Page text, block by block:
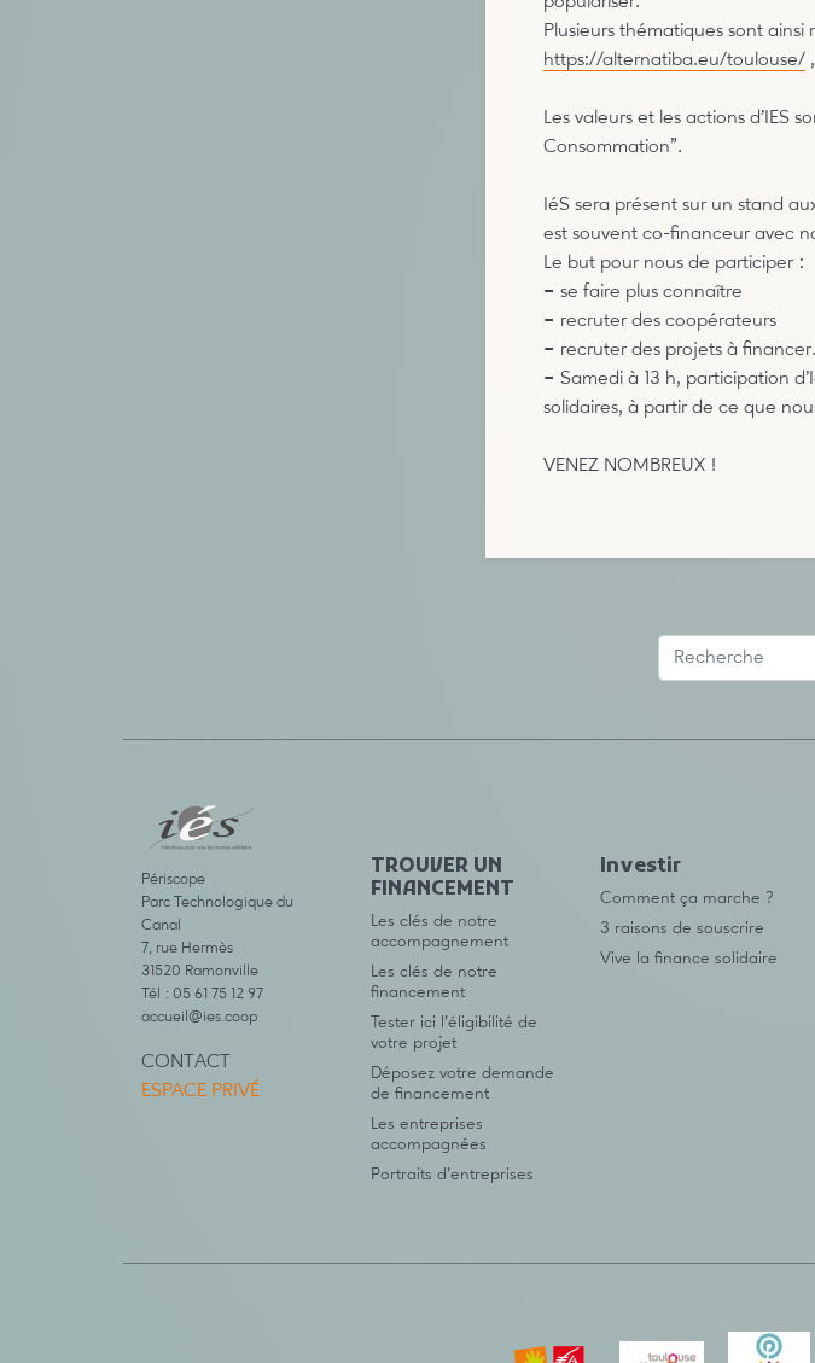
Plusieurs thématiques sont
https://alternatiba.eu/toulouse/
Les valeurs et les actions d’IES
Consommation".
IéS sera présent sur un stand
est souvent co-financeur avec
Le but pour nous de participer :
– se faire plus connaître
– recruter des coopérateurs
– recruter des projets à financer.
– Samedi à 13 h, participation
solidaires, à partir de ce que
VENEZ NOMBREUX !
Périscope
Parc Technologique du
Canal
7, rue Hermès
31520 Ramonville
Tél : 05 61 75 12 97
accueil@ies.coop
CONTACT
ESPACE PRIVÉ
TROUVER UN
FINANCEMENT
Les clés de notre
accompagnement
Les clés de notre
financement
Tester ici l’éligibilité de
votre projet
Déposez votre demande
de financement
Les entreprises
accompagnées
Portraits d’entreprises
Investir
Comment ça marche ?
3 raisons de souscrire
Vive la finance solidaire